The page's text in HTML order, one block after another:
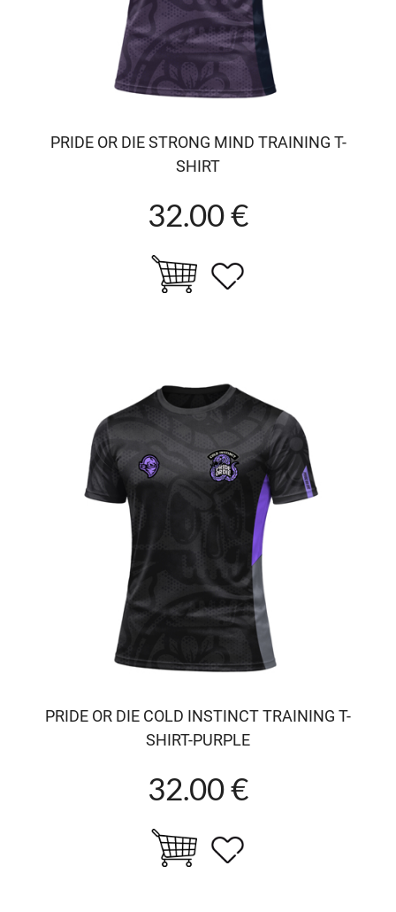
PRIDE OR DIE STRONG MIND TRAINING T-
SHIRT
32.00 €
PRIDE OR DIE COLD INSTINCT TRAINING T-
SHIRT-PURPLE
32.00 €